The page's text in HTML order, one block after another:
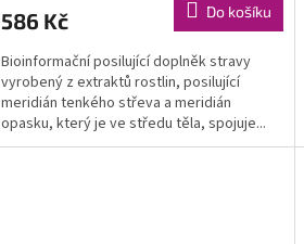
586 Kč Do košíku
Bioinformační posilující doplněk stravy
vyrobený z extraktů rostlin, posilující
meridián tenkého střeva a meridián
opasku, který je ve středu těla, spojuje...